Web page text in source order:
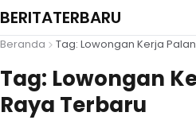
BERITATERBARU
Beranda Tag: Lowongan Kerja
Tag: Lowongan
Raya Terbaru